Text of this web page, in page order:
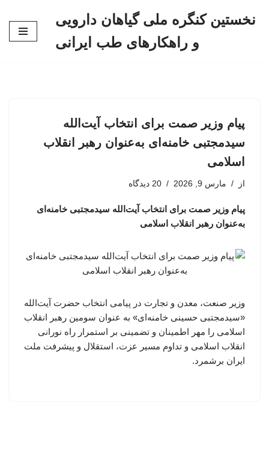
نخستین کنگره ملی گیاهان دارویی
و راهکارهای طب ایرانی
پیام وزیر صمت برای انتخاب آیت‌الله
سیدمجتبی خامنه‌ای به‌عنوان رهبر انقلاب
اسلامی
از مارس 9, 2026 20 دیدگاه
پیام وزیر صمت برای انتخاب آیت‌الله سیدمجتبی خامنه‌ای
به‌عنوان رهبر انقلاب اسلامی
وزیر صنعت، معدن و تجارت در پیامی انتخاب حضرت آیت‌الله
«سیدمجتبی حسینی خامنه‌ای» به عنوان سومین رهبر انقلاب
اسلامی را مهر اطمینان و تضمینی بر استمرار راه نورانی
انقلاب اسلامی و تداوم مسیر عزت، استقلال و پیشرفت ملت
ایران برشمرد.